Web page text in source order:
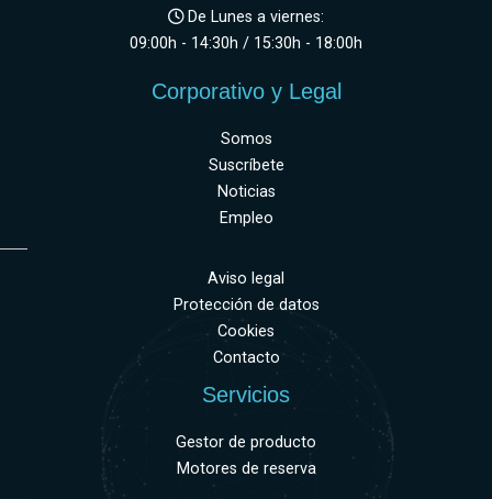
De Lunes a viernes:
09:00h - 14:30h / 15:30h - 18:00h
Corporativo y Legal
Somos
Suscríbete
Noticias
Empleo
Aviso legal
Protección de datos
Cookies
Contacto
Servicios
Gestor de producto
Motores de reserva